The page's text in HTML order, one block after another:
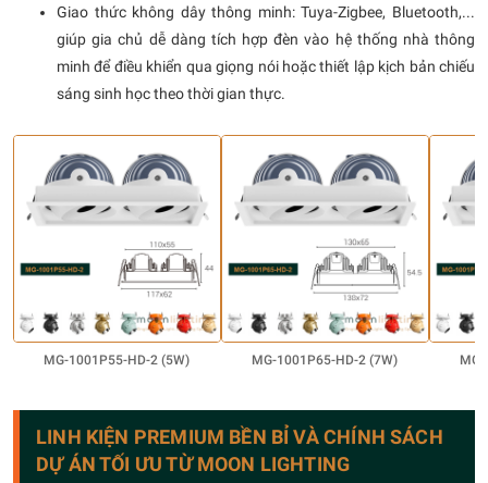
Giao thức không dây thông minh: Tuya-Zigbee, Bluetooth,...
giúp gia chủ dễ dàng tích hợp đèn vào hệ thống nhà thông
minh để điều khiển qua giọng nói hoặc thiết lập kịch bản chiếu
sáng sinh học theo thời gian thực.
MG-1001P55-HD-2 (5W) MG-1001P65-HD-2 (7W)
LINH KIỆN PREMIUM BỀN BỈ VÀ CHÍNH SÁCH
DỰ ÁN TỐI ƯU TỪ MOON LIGHTING